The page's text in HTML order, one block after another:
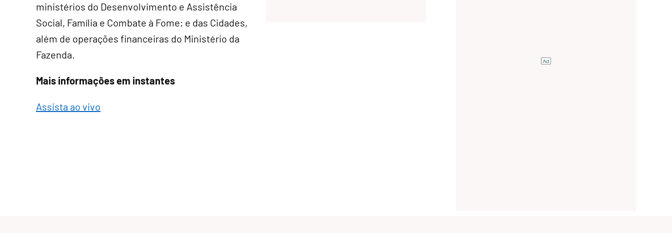
ministérios do Desenvolvimento e Assistência
Social, Família e Combate à Fome; e das Cidades,
além de operações financeiras do Ministério da
Fazenda.
Mais informações em instantes
Assista ao vivo